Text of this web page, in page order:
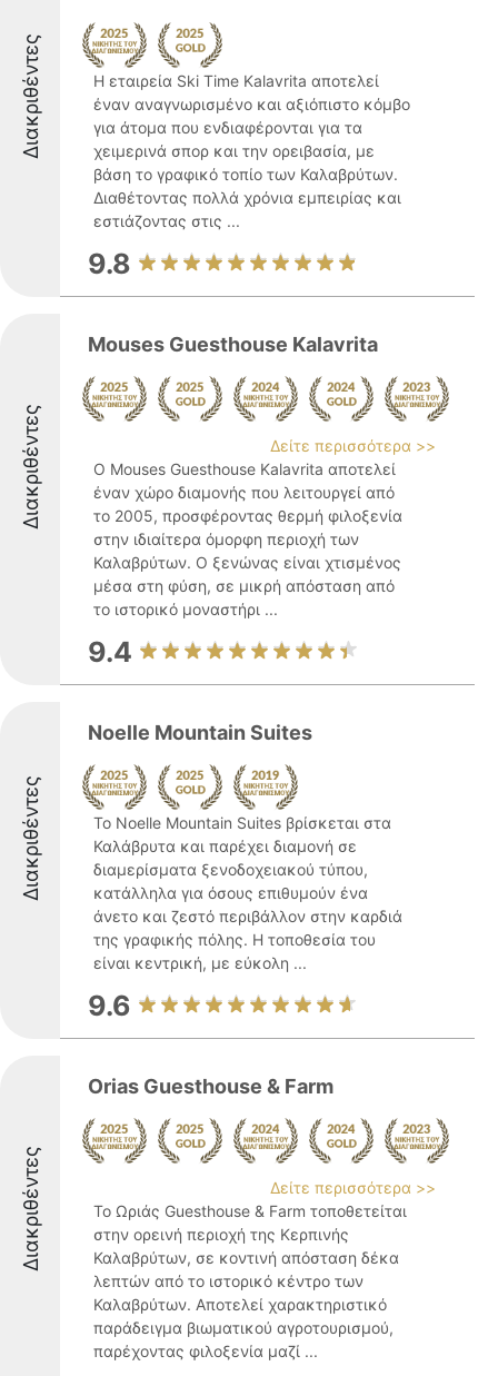
Διακριθέντες
Η εταιρεία Ski Time Kalavrita αποτελεί
έναν αναγνωρισμένο και αξιόπιστο κόμβο
για άτομα που ενδιαφέρονται για τα
χειμερινά σπορ και την ορειβασία, με
βάση το γραφικό τοπίο των Καλαβρύτων.
Διαθέτοντας πολλά χρόνια εμπειρίας και
εστιάζοντας στις ...
9.8
Διακριθέντες
Mouses Guesthouse Kalavrita
Δείτε περισσότερα >>
Ο Mouses Guesthouse Kalavrita αποτελεί
έναν χώρο διαμονής που λειτουργεί από
το 2005, προσφέροντας θερμή φιλοξενία
στην ιδιαίτερα όμορφη περιοχή των
Καλαβρύτων. Ο ξενώνας είναι χτισμένος
μέσα στη φύση, σε μικρή απόσταση από
το ιστορικό μοναστήρι ...
9.4
Διακριθέντες
Noelle Mountain Suites
Το Noelle Mountain Suites βρίσκεται στα
Καλάβρυτα και παρέχει διαμονή σε
διαμερίσματα ξενοδοχειακού τύπου,
κατάλληλα για όσους επιθυμούν ένα
άνετο και ζεστό περιβάλλον στην καρδιά
της γραφικής πόλης. Η τοποθεσία του
είναι κεντρική, με εύκολη ...
9.6
Διακριθέντες
Orias Guesthouse & Farm
Δείτε περισσότερα >>
Το Ωριάς Guesthouse & Farm τοποθετείται
στην ορεινή περιοχή της Κερπινής
Καλαβρύτων, σε κοντινή απόσταση δέκα
λεπτών από το ιστορικό κέντρο των
Καλαβρύτων. Αποτελεί χαρακτηριστικό
παράδειγμα βιωματικού αγροτουρισμού,
παρέχοντας φιλοξενία μαζί ...